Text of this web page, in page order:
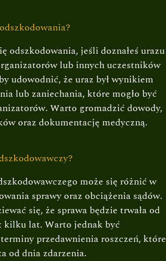
odszkodowania, jeśli doznałeś urazu
lub innych uczestników
udowodnić, że uraz był wynikiem
lub zaniechania, które mogło być
Warto gromadzić dowody,
oraz dokumentację medyczną.
może się różnić w
sprawy oraz obciążenia sądów.
się, że sprawa będzie trwała od
kilku lat. Warto jednak być
przedawnienia roszczeń, które
od dnia zdarzenia.